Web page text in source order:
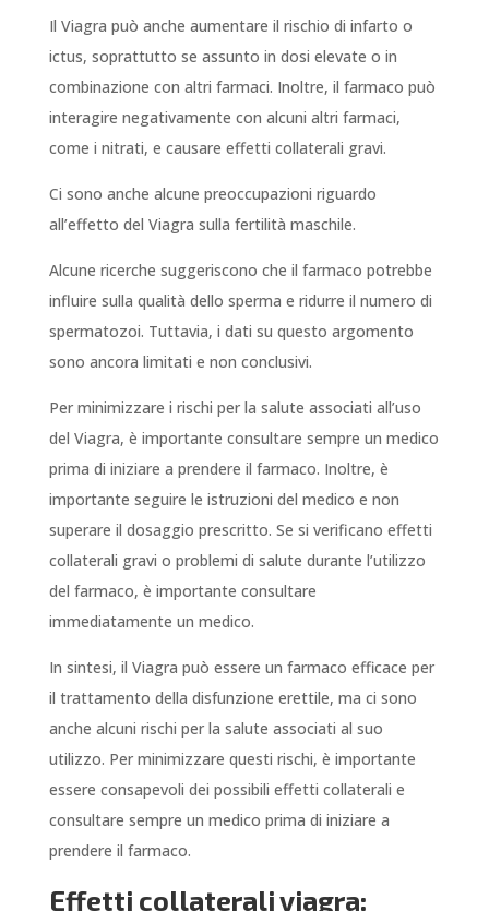
Il Viagra può anche aumentare il rischio di infarto o
ictus, soprattutto se assunto in dosi elevate o in
combinazione con altri farmaci. Inoltre, il farmaco può
interagire negativamente con alcuni altri farmaci,
come i nitrati, e causare effetti collaterali gravi.
Ci sono anche alcune preoccupazioni riguardo
all’effetto del Viagra sulla fertilità maschile.
Alcune ricerche suggeriscono che il farmaco potrebbe
influire sulla qualità dello sperma e ridurre il numero di
spermatozoi. Tuttavia, i dati su questo argomento
sono ancora limitati e non conclusivi.
Per minimizzare i rischi per la salute associati all’uso
del Viagra, è importante consultare sempre un medico
prima di iniziare a prendere il farmaco. Inoltre, è
importante seguire le istruzioni del medico e non
superare il dosaggio prescritto. Se si verificano effetti
collaterali gravi o problemi di salute durante l’utilizzo
del farmaco, è importante consultare
immediatamente un medico.
In sintesi, il Viagra può essere un farmaco efficace per
il trattamento della disfunzione erettile, ma ci sono
anche alcuni rischi per la salute associati al suo
utilizzo. Per minimizzare questi rischi, è importante
essere consapevoli dei possibili effetti collaterali e
consultare sempre un medico prima di iniziare a
prendere il farmaco.
Effetti collaterali viagra: